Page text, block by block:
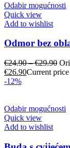
Odabir mogućnosti
Quick view
Add to wishlist
Odmor bez
€24.90–€29.90
€26.90Current
-12%
Odabir mogućnosti
Quick view
Add to wishlist